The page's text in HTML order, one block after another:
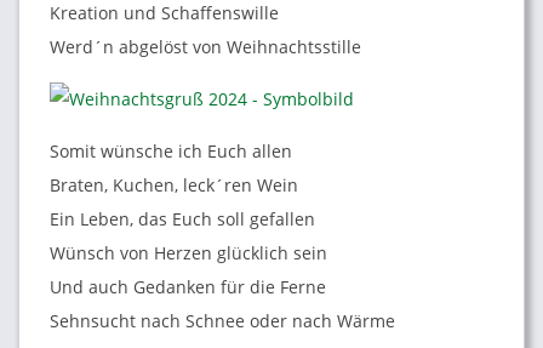
Kreation und Schaffenswille
Werd´n abgelöst von Weihnachtsstille
Somit wünsche ich Euch allen
Braten, Kuchen, leck´ren Wein
Ein Leben, das Euch soll gefallen
Wünsch von Herzen glücklich sein
Und auch Gedanken für die Ferne
Sehnsucht nach Schnee oder nach Wärme